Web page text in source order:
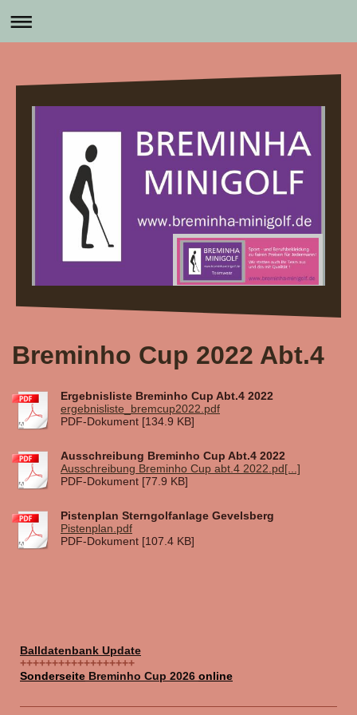
Breminho Cup 2022 Abt.4
Ergebnisliste Breminho Cup Abt.4 2022
ergebnisliste_bremcup2022.pdf
PDF-Dokument [134.9 KB]
Ausschreibung Breminho Cup Abt.4 2022
Ausschreibung Breminho Cup abt.4 2022.pd[...]
PDF-Dokument [77.9 KB]
Pistenplan Sterngolfanlage Gevelsberg
Pistenplan.pdf
PDF-Dokument [107.4 KB]
Balldatenbank Update
++++++++++++++++++
Sonderseite Breminho Cup 2026 online